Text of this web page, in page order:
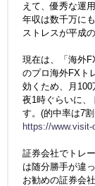
えて、優秀な運
年収は数千万に
ストレスが平成
現在は、「海外
のプロ海外FXト
効くため、月
夜1時ぐらいに、
す。(的中率は7
https://
証券会社でトレ
は随分勝手が違
お勧めの証券会